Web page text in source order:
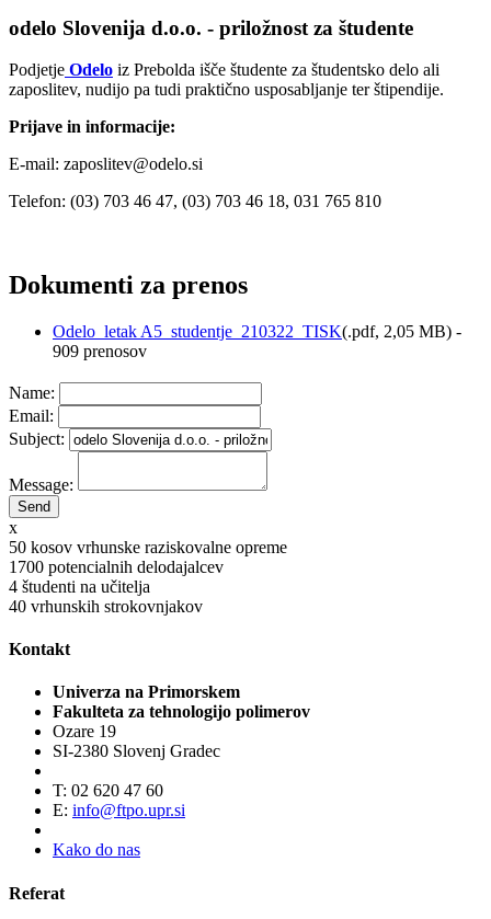
odelo Slovenija d.o.o. - priložnost za študente
Podjetje Odelo iz Prebolda išče študente za študentsko delo ali
zaposlitev, nudijo pa tudi praktično usposabljanje ter štipendije.
Prijave in informacije:
E-mail: zaposlitev@odelo.si
Telefon: (03) 703 46 47, (03) 703 46 18, 031 765 810
Dokumenti za prenos
Odelo_letak A5_studentje_210322_TISK(.pdf, 2,05 MB) -
909 prenosov
Name:
Email:
Subject:
Message:
x
50 kosov vrhunske raziskovalne opreme
1700 potencialnih delodajalcev
4 študenti na učitelja
40 vrhunskih strokovnjakov
Kontakt
Univerza na Primorskem
Fakulteta za tehnologijo polimerov
Ozare 19
SI-2380 Slovenj Gradec
T: 02 620 47 60
E: info@ftpo.upr.si
Kako do nas
Referat